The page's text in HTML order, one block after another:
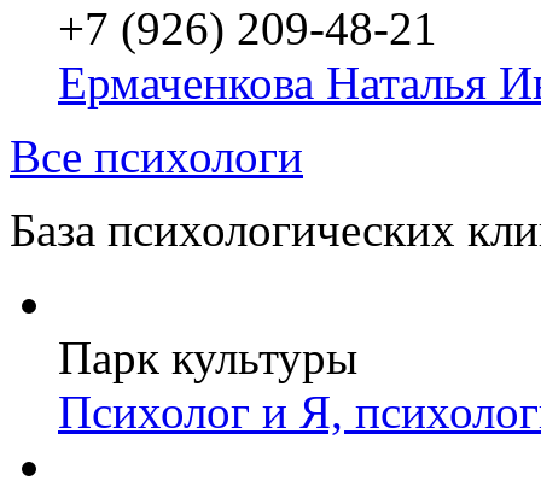
+7 (926) 209-48-21
Ермаченкова Наталья
Все психологи
База психологических
Парк культуры
Психолог и Я,